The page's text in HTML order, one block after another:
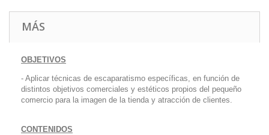
MÁS
OBJETIVOS
- Aplicar técnicas de escaparatismo específicas, en función de
distintos objetivos comerciales y estéticos propios del pequeño
comercio para la imagen de la tienda y atracción de clientes.
CONTENIDOS